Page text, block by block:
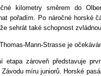
kilometry směrem do
pořadím. Po náročné horské
sehrát také schopnost
Mann-Strasse je
etapa zároveň představuje
Závodu míru juniorů. Horské